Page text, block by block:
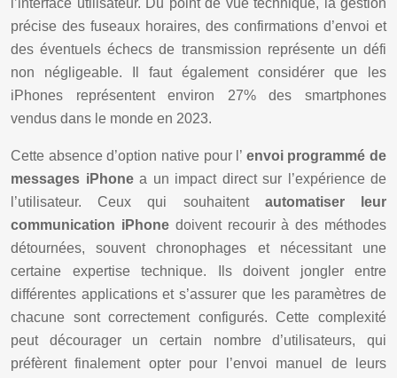
l’interface utilisateur. Du point de vue technique, la gestion
précise des fuseaux horaires, des confirmations d’envoi et
des éventuels échecs de transmission représente un défi
non négligeable. Il faut également considérer que les
iPhones représentent environ 27% des smartphones
vendus dans le monde en 2023.
Cette absence d’option native pour l’ envoi programmé de
messages iPhone a un impact direct sur l’expérience de
l’utilisateur. Ceux qui souhaitent automatiser leur
communication iPhone doivent recourir à des méthodes
détournées, souvent chronophages et nécessitant une
certaine expertise technique. Ils doivent jongler entre
différentes applications et s’assurer que les paramètres de
chacune sont correctement configurés. Cette complexité
peut décourager un certain nombre d’utilisateurs, qui
préfèrent finalement opter pour l’envoi manuel de leurs